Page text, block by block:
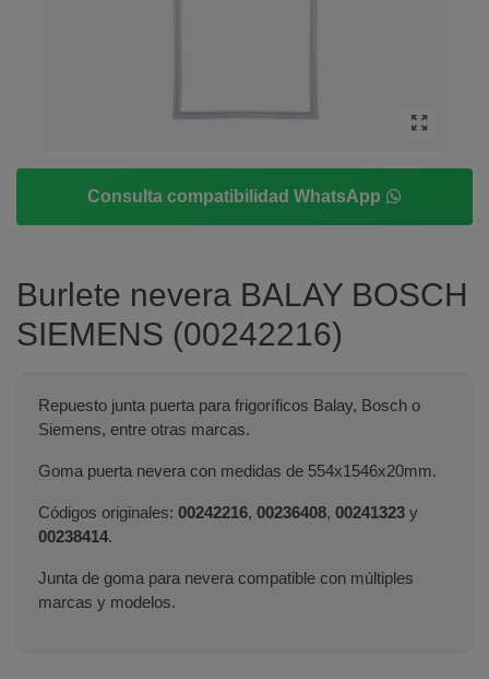
Consulta compatibilidad WhatsApp
Burlete nevera BALAY BOSCH
SIEMENS (00242216)
Repuesto junta puerta para frigoríficos Balay, Bosch o
Siemens, entre otras marcas.
Goma puerta nevera con medidas de 554x1546x20mm.
Códigos originales: 00242216, 00236408, 00241323 y
00238414.
Junta de goma para nevera compatible con múltiples
marcas y modelos.